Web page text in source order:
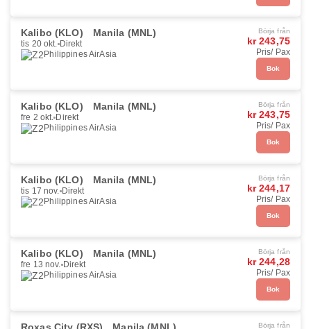
Kalibo (KLO) Manila (MNL)
tis 20 okt. Direkt
Philippines AirAsia
Börja från
kr 243,75
Pris/ Pax
Bok
Kalibo (KLO) Manila (MNL)
fre 2 okt. Direkt
Philippines AirAsia
Börja från
kr 243,75
Pris/ Pax
Bok
Kalibo (KLO) Manila (MNL)
tis 17 nov. Direkt
Philippines AirAsia
Börja från
kr 244,17
Pris/ Pax
Bok
Kalibo (KLO) Manila (MNL)
fre 13 nov. Direkt
Philippines AirAsia
Börja från
kr 244,28
Pris/ Pax
Bok
Börja från